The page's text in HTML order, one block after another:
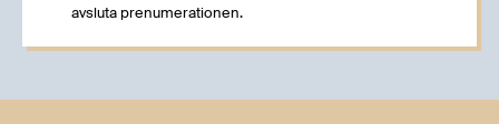
avsluta prenumerationen.